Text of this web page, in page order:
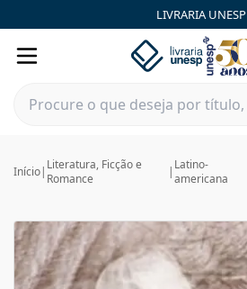
LIVRARIA UNESP
Início| Literatura, Ficção e
Romance
| Latino-
americana